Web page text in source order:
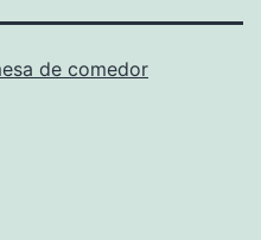
de comedor